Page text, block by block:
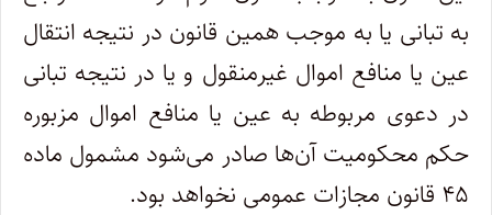
به تبانی یا به موجب همین قانون در نتیجه انتقال
عین یا منافع اموال غیرمنقول و یا در نتیجه تبانی
در دعوی مربوطه به عین یا منافع اموال مزبوره
حکم محکومیت آن‌ها صادر می‌شود مشمول ماده
۴۵ قانون مجازات عمومی نخواهد بود.